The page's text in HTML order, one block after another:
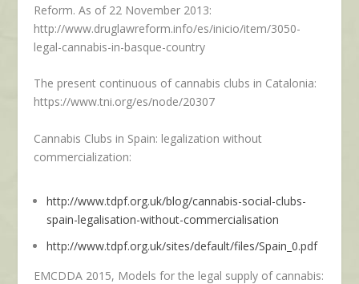
Reform. As of 22 November 2013:
http://www.druglawreform.info/es/inicio/item/3050-
legal-cannabis-in-basque-country
The present continuous of cannabis clubs in Catalonia:
https://www.tni.org/es/node/20307
Cannabis Clubs in Spain: legalization without
commercialization:
http://www.tdpf.org.uk/blog/cannabis-social-clubs-
spain-legalisation-without-commercialisation
http://www.tdpf.org.uk/sites/default/files/Spain_0.pdf
EMCDDA 2015, Models for the legal supply of cannabis: